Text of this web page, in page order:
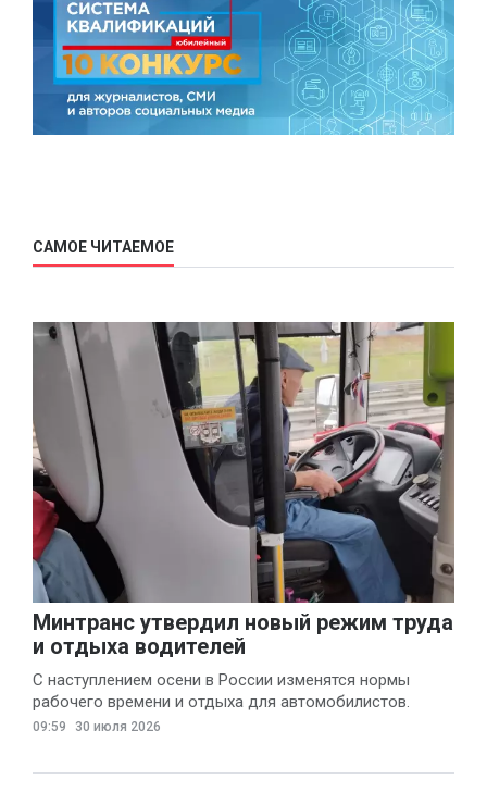
САМОЕ ЧИТАЕМОЕ
Минтранс утвердил новый режим труда
и отдыха водителей
С наступлением осени в России изменятся нормы
рабочего времени и отдыха для автомобилистов.
09:59 30 июля 2026